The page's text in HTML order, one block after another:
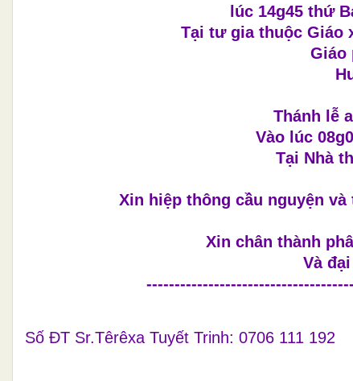
lúc 14g45 thứ
Tại tư gia thuộc Giáo
Giáo
Thánh lễ
Vào lúc
Tại Nhà
Xin hiệp thông cầu nguyện và
Xin chân thành
Và
Số ĐT Sr.Têrêxa Tuyết Trinh: 0706 111 192